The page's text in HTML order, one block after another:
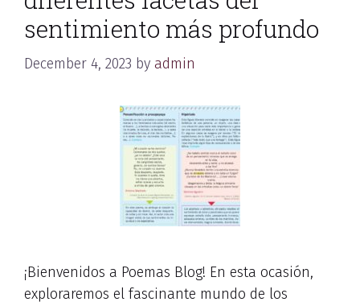
sentimiento más profundo
December 4, 2023 by admin
¡Bienvenidos a Poemas Blog! En esta ocasión,
exploraremos el fascinante mundo de los